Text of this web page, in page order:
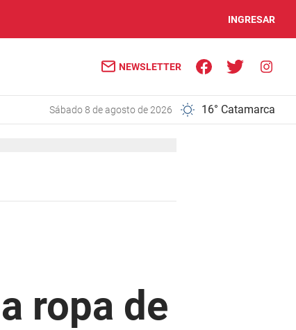
INGRESAR
NEWSLETTER
sábado 8 de agosto de 2026 16° Catamarca
ropa de